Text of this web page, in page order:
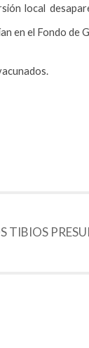
local
en el Fondo de
TIBIOS